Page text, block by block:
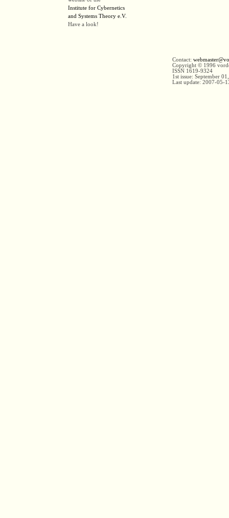
Institute for Cybernetics
and Systems Theory e.V.
Have a look!
Contact:
Copyright © 1996
ISSN 1619-9324
1st issue: September
Last update: 2007-05-